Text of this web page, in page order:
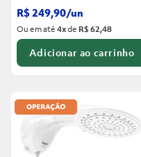
R$249,90/un
Ou em até4xde R$ 62,48
Adicionar ao carrinho